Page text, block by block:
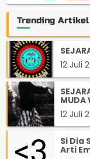
Trending Artikel
12 Juli
MUDA
12 Juli
Si Dia
Arti